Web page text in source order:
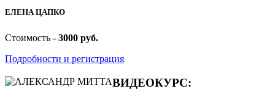
ЕЛЕНА ЦАПКО
Стоимость - 3000 руб.
Подробности и регистрация
ВИДЕОКУРС: